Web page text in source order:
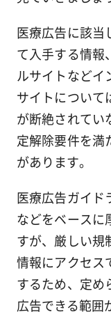
医療広告に該当
て入手する情報
ルサイトなどイ
サイトについて
が断絶されてい
定解除要件を満
があります。
医療広告ガイド
などをベースに
すが、厳しい規
情報にアクセス
するため、定め
広告できる範囲